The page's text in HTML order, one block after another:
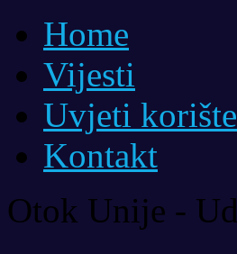
Home
Vijesti
Uvjeti
Kontakt
Otok Unije -